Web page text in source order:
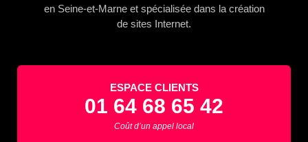
en Seine-et-Marne et spécialisée dans la création
de sites Internet.
ESPACE CLIENTS
01 64 68 65 42
Coût d’un appel local